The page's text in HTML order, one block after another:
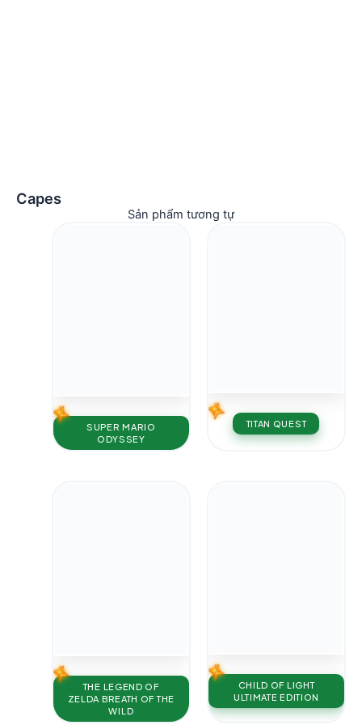
Capes
Sản phẩm tương tự
SUPER MARIO
ODYSSEY
TITAN QUEST
THE LEGEND OF
ZELDA BREATH OF THE
WILD
CHILD OF LIGHT
ULTIMATE EDITION